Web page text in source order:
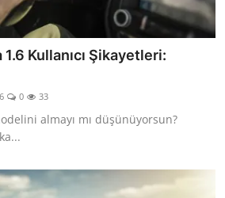
Kullanıcı Şikayetleri:
0 33
almayı mı düşünüyorsun?